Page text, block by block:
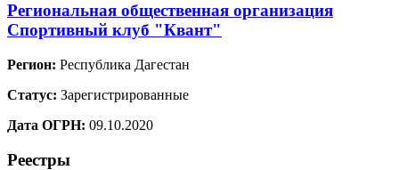
Региональная общественная организация
Спортивный клуб "Квант"
Регион: Республика Дагестан
Статус: Зарегистрированные
Дата ОГРН: 09.10.2020
Реестры